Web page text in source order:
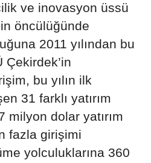
ve inovasyon üssü
öncülüğünde
2011 yılından bu
bu yılın ilk
31 farklı yatırım
milyon dolar yatırım
fazla girişimi
yolculuklarına 360